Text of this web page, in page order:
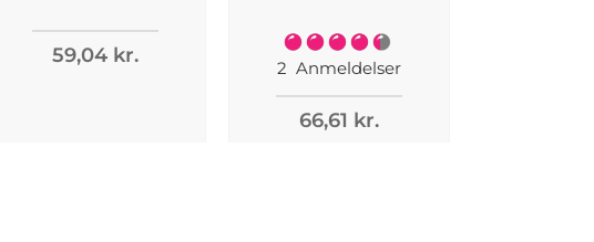
59,04 kr.
Bedømmelse:
90%
2 Anmeldelser
66,61 kr.